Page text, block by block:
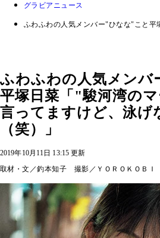
グラビアニュース
ふわふわの人気メンバー"ひなな"こと
ふわふわの人気メンバ
平塚日菜「"駿河湾の
言ってますけど、泳げ
（笑）」
2019年10月11日 13:15 更新
取材・文／釣本知子 撮影／ＹＯＲＯＫＯＢＩ